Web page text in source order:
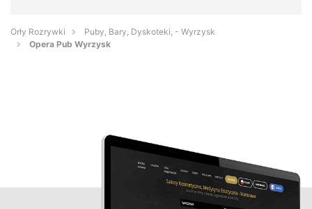
Orły Rozrywki
Puby, Bary, Dyskoteki, - Wyrzysk
Opera Pub Wyrzysk